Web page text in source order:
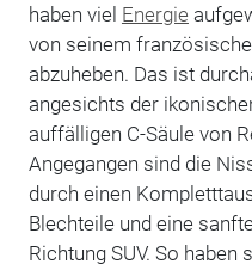
haben viel Energie
von seinem
abzuheben. Das ist
angesichts der
auffälligen C-Säule von
Angegangen sind die
durch einen
Blechteile und eine
Richtung SUV. So